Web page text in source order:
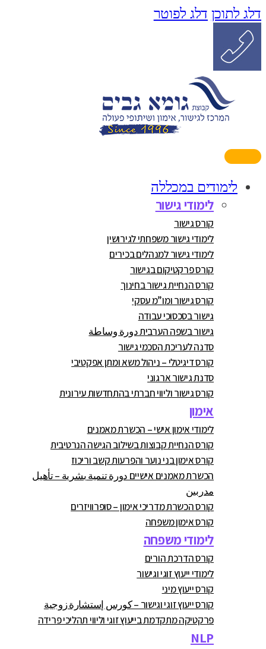
דלג לתוכן דלג לפוטר
לימודים במכללה
לימודי גישור
קורס גישור
לימודי גישור משפחתי לגירושין
לימודי גישור למנהלים בכירים
קורס פרקטיקום בגישור
קורס הנחיית גישור בחינוך
קורס גישור ומו”מ עסקי
גישור בסכסוכי עבודה
גישור בשפה הערבית دورة وساطة
סדנה לעריכת הסכמי גישור
קורס דיגיטלי – ניהול משא ומתן אפקטיבי
סדנת גישור ארגוני
קורס גישור וליווי חברתי בהתחדשות עירונית
אימון
לימודי אימון אישי – הכשרת מאמנים
קורס הנחיית קבוצות בשילוב הגישה הנרטיבית
קורס אימון בני נוער והפרעות קשב וריכוז
הכשרת מאמנים אישיים دورة تنمية بشرية – تأهيل
مدربين
קורס הכשרת מדריכי אימון – סופרוויזרים
קורס אימון משפחה
לימודי משפחה
קורס הדרכת הורים
לימודי ייעוץ זוגי וגישור
קורס ייעוץ מיני
קורס ייעוץ זוגי וגישור – كورس إستشارة زوجية
פרקטיקה מתקדמת בייעוץ זוגי וליווי תהליכי פרידה
NLP